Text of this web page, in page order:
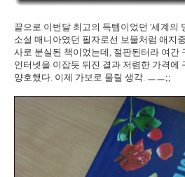
끝으로 이번달 최고의 득템이었던 '세계의
소설 매니아였던 필자로선 보물처럼 애지
사로 분실된 책이었는데, 절판된터라 여간
인터넷을 이잡듯 뒤진 결과 저렴한 가격에
양호했다. 이제 가보로 물릴 생각. ㅡㅡ;;